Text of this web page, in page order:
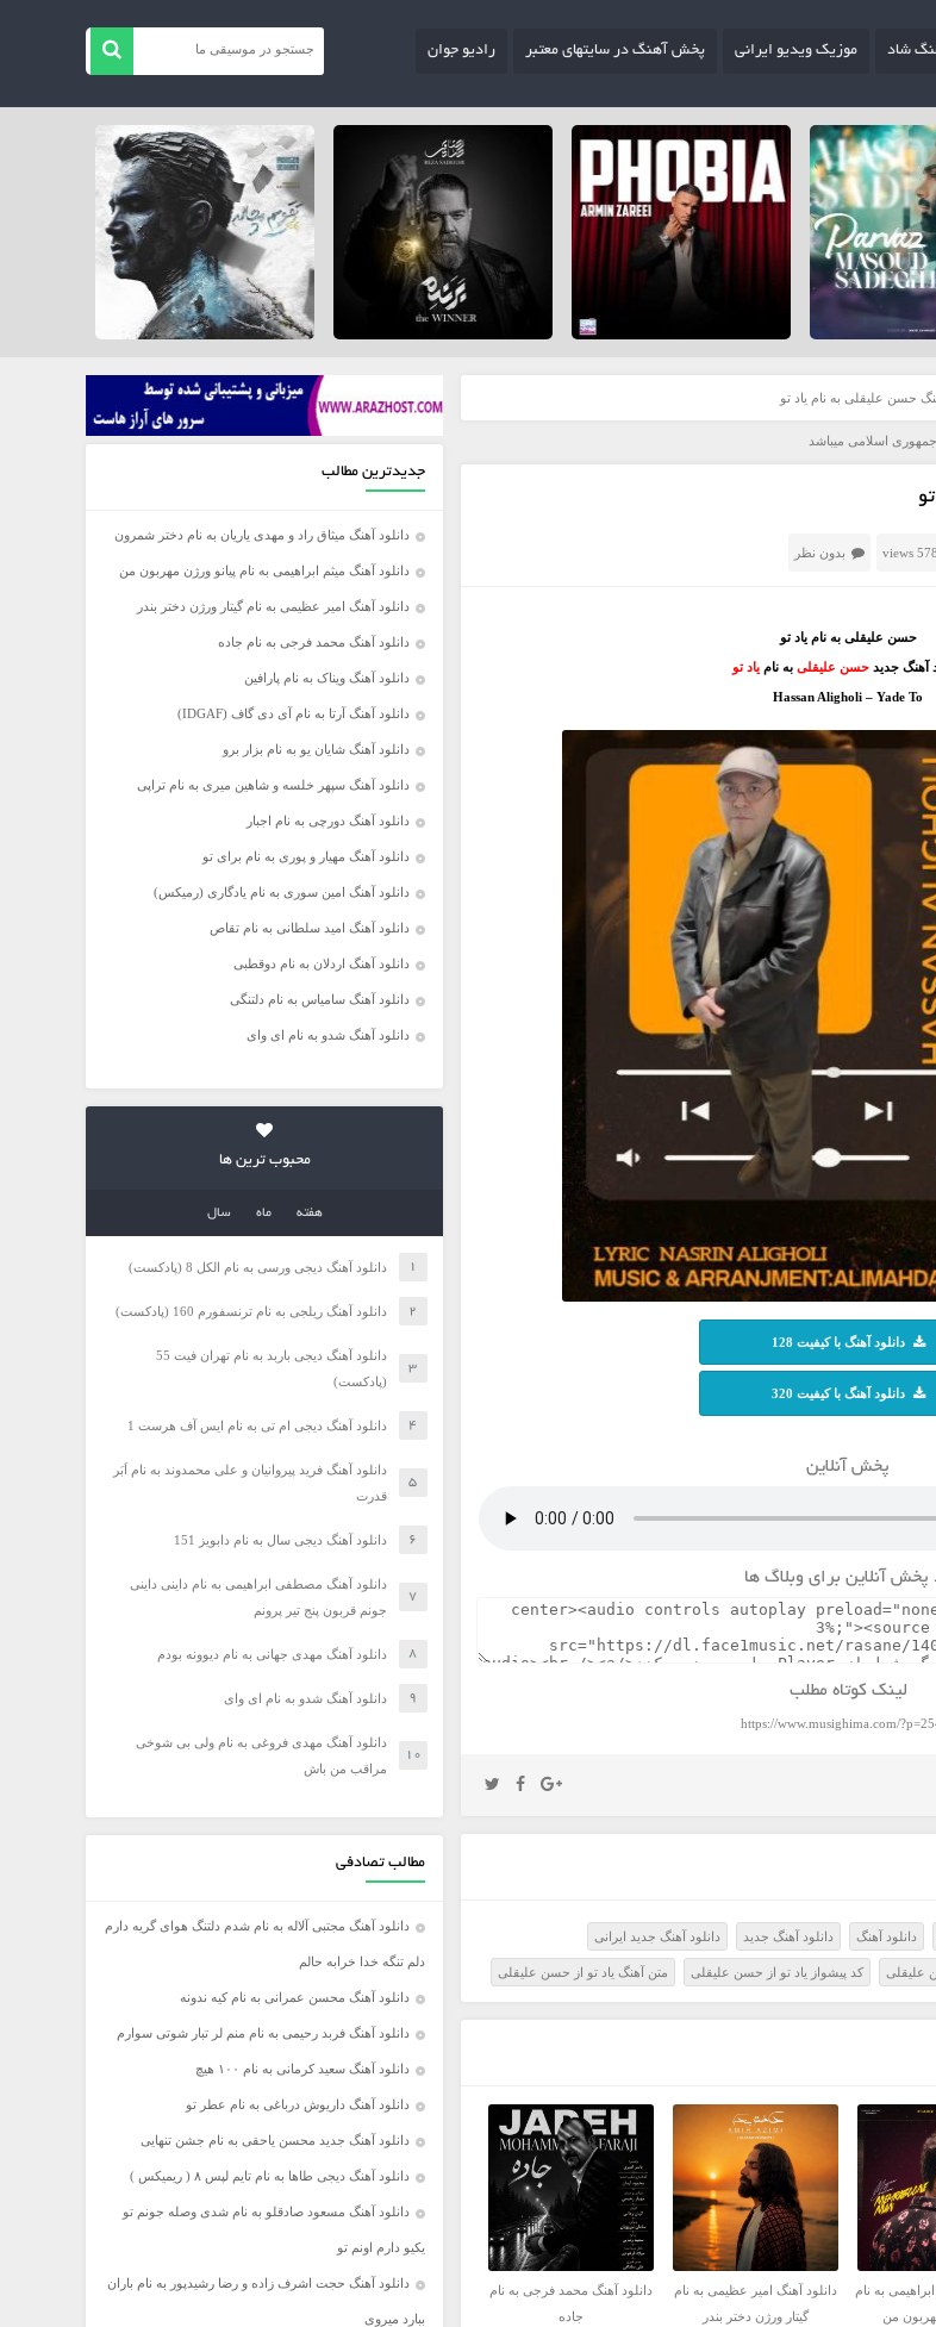
شاد موزیک ویدیو ایرانی پخش آهنگ در سایتهای معتبر رادیو جوان
حسن علیقلی به نام یاد تو
اسلامی میباشد
بدون نظر
حسن علیقلی به نام یاد تو
آهنگ جدید حسن علیقلی به نام یاد تو
Hassan Aligholi – Yade To
دانلود آهنگ با کیفیت 128
دانلود آهنگ با کیفیت 320
پخش آنلاین
پخش آنلاین برای وبلاگ ها
لینک کوتاه مطلب
https://www.musighima.com/
دانلود آهنگ دانلود آهنگ جدید دانلود آهنگ جدید ایرانی
علیقلی کد پیشواز یاد تو از حسن علیقلی متن آهنگ یاد تو از حسن علیقلی
به نام
من
دانلود آهنگ امیر عظیمی به نام
گیتار ورژن دختر بندر
دانلود آهنگ محمد فرجی به نام
جاده
جدیدترین مطالب
دانلود آهنگ میثاق راد و مهدی یاریان به نام دختر شمرون
دانلود آهنگ میثم ابراهیمی به نام پیانو ورژن مهربون من
دانلود آهنگ امیر عظیمی به نام گیتار ورژن دختر بندر
دانلود آهنگ محمد فرجی به نام جاده
دانلود آهنگ ویناک به نام پارافین
دانلود آهنگ آرتا به نام آی دی گاف (IDGAF)
دانلود آهنگ شایان یو به نام بزار برو
دانلود آهنگ سپهر خلسه و شاهین میری به نام تراپی
دانلود آهنگ دورچی به نام اجبار
دانلود آهنگ مهیار و پوری به نام برای تو
دانلود آهنگ امین سوری به نام یادگاری (رمیکس)
دانلود آهنگ امید سلطانی به نام تقاص
دانلود آهنگ اردلان به نام دوقطبی
دانلود آهنگ سامیاس به نام دلتنگی
دانلود آهنگ شدو به نام ای وای
محبوب ترین ها
هفته ماه سال
دانلود آهنگ دیجی ورسی به نام الکل 8 (پادکست)
دانلود آهنگ ریلجی به نام ترنسفورم 160 (پادکست)
دانلود آهنگ دیجی باربد به نام تهران فیت 55
(پادکست)
دانلود آهنگ دیجی ام تی به نام ایس آف هرست 1
دانلود آهنگ فرید پیروانیان و علی محمدوند به نام اَبَر
قدرت
دانلود آهنگ دیجی سال به نام دابویز 151
دانلود آهنگ مصطفی ابراهیمی به نام داینی داینی
جونم قربون پنج تیر پرونم
دانلود آهنگ مهدی جهانی به نام دیوونه بودم
دانلود آهنگ شدو به نام ای وای
دانلود آهنگ مهدی فروغی به نام ولی بی شوخی
مراقب من باش
مطالب تصادفی
دانلود آهنگ مجتبی آلاله به نام شدم دلتنگ هوای گریه دارم
دلم تنگه خدا خرابه حالم
دانلود آهنگ محسن عمرانی به نام کیه ندونه
دانلود آهنگ فربد رحیمی به نام منم لر تبار شوتی سوارم
دانلود آهنگ سعید کرمانی به نام ۱۰۰ هیچ
دانلود آهنگ داریوش درباغی به نام عطر تو
دانلود آهنگ جدید محسن یاحقی به نام جشن تنهایی
دانلود آهنگ دیجی طاها به نام تایم لپس ۸ ( ریمیکس )
دانلود آهنگ مسعود صادقلو به نام شدی وصله جونم تو
یکیو دارم اونم تو
دانلود آهنگ حجت اشرف زاده و رضا رشیدپور به نام باران
ببارد میروی